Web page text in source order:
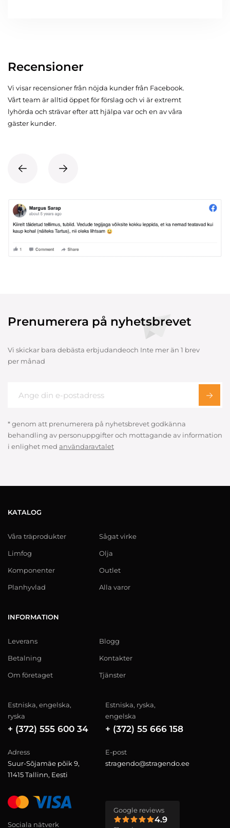
Recensioner
Vi visar recensioner från nöjda kunder från Facebook.
Vårt team är alltid öppet för förslag och vi är extremt
lyhörda och strävar efter att hjälpa var och en av våra
gäster kunder.
Prenumerera på nyhetsbrevet
Vi skickar bara debästa erbjudandeoch Inte mer än 1 brev
per månad
* genom att prenumerera på nyhetsbrevet godkänna
behandling av personuppgifter och mottagande av information
i enlighet med användaravtalet
KATALOG
Våra träprodukter
Limfog
Komponenter
Planhyvlad
Sågat virke
Olja
Outlet
Alla varor
INFORMATION
Leverans
Betalning
Om företaget
Blogg
Kontakter
Tjänster
Estniska, engelska,
ryska
+ (372) 555 600 34
Estniska, ryska,
engelska
+ (372) 55 666 158
Adress
Suur-Sõjamäe põik 9,
11415 Tallinn, Eesti
E-post
stragendo@stragendo.ee
Sociala nätverk
Google reviews
4.9